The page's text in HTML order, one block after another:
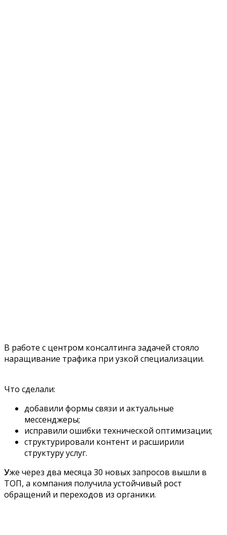
В работе с центром консалтинга задачей стояло
наращивание трафика при узкой специализации.
Что сделали:
добавили формы связи и актуальные
мессенджеры;
исправили ошибки технической оптимизации;
структурировали контент и расширили
структуру услуг.
Уже через два месяца 30 новых запросов вышли в
ТОП, а компания получила устойчивый рост
обращений и переходов из органики.